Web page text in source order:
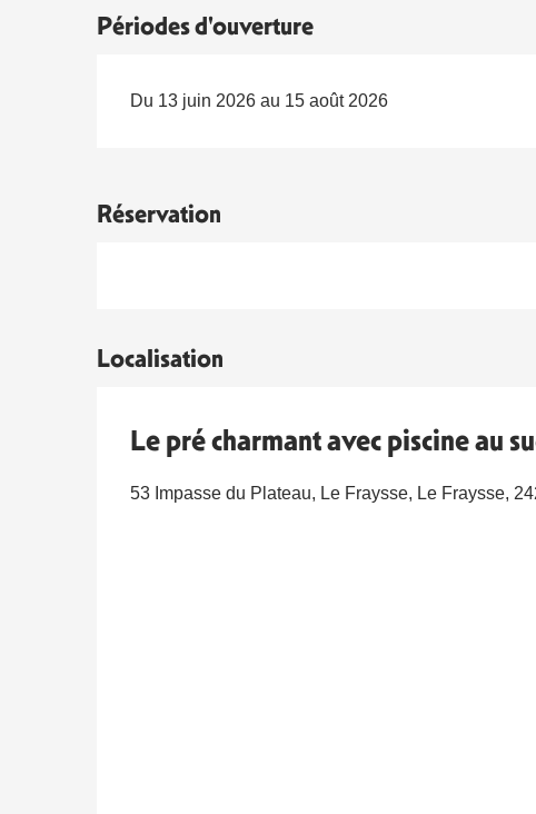
Périodes d'ouverture
Du 13 juin 2026 au 15 août 2026
Réservation
Localisation
Le pré charmant avec piscine au
53 Impasse du Plateau, Le Fraysse, Le Fraysse,